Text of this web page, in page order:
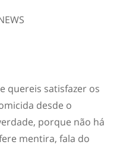
quereis satisfazer os
desde o
porque não há
mentira, fala do